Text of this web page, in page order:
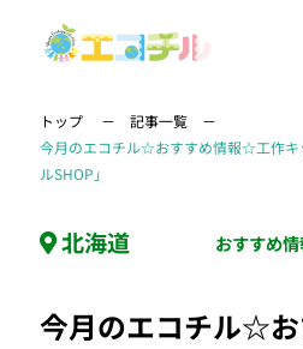
トップ
記事一覧
今月のエコチル☆おすすめ情報☆工作キ
ルSHOP」
北海道 おすすめ
今月のエコチル☆